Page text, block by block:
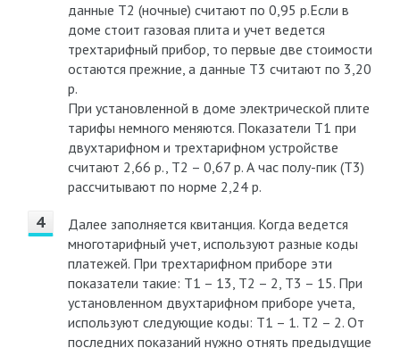
данные Т2 (ночные) считают по 0,95 р.Если в
доме стоит газовая плита и учет ведется
трехтарифный прибор, то первые две стоимости
остаются прежние, а данные Т3 считают по 3,20
р.
При установленной в доме электрической плите
тарифы немного меняются. Показатели Т1 при
двухтарифном и трехтарифном устройстве
считают 2,66 р., Т2 – 0,67 р. А час полу-пик (Т3)
рассчитывают по норме 2,24 р.
Далее заполняется квитанция. Когда ведется
многотарифный учет, используют разные коды
платежей. При трехтарифном приборе эти
показатели такие: Т1 – 13, Т2 – 2, Т3 – 15. При
установленном двухтарифном приборе учета,
используют следующие коды: Т1 – 1. Т2 – 2. От
последних показаний нужно отнять предыдущие